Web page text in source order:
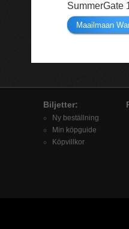
SummerGate
Maailmaan
Biljetter:
Ny beställning
Min köpguide
Köpvillkor